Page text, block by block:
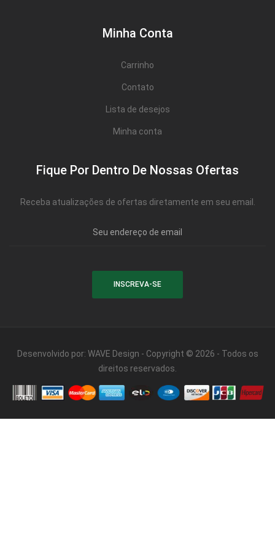
Minha Conta
Carrinho
Contato
Lista de desejos
Minha conta
Fique Por Dentro De Nossas Ofertas
Receba atualizações de ofertas diretamente em seu email.
Desenvolvido por: WAVE Design - Copyright © 2026 - Todos os
direitos reservados.